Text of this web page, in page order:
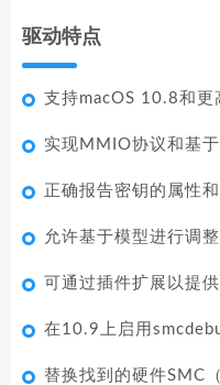
驱动特点
支持macOS 10.8和更
实现MMIO协议和基
正确报告密钥的属性
允许基于模型进行调
可通过插件扩展以提
在10.9上启用
替换找到的硬件SMC